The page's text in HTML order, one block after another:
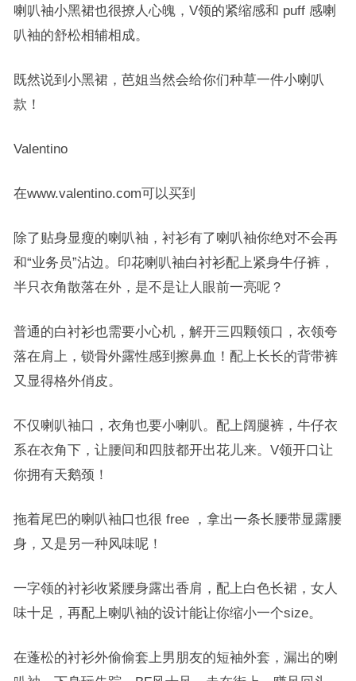
喇叭袖小黑裙也很撩人心魄，V领的紧缩感和 puff 感喇
叭袖的舒松相辅相成。
既然说到小黑裙，芭姐当然会给你们种草一件小喇叭
款！
Valentino
在www.valentino.com可以买到
除了贴身显瘦的喇叭袖，衬衫有了喇叭袖你绝对不会再
和“业务员”沾边。印花喇叭袖白衬衫配上紧身牛仔裤，
半只衣角散落在外，是不是让人眼前一亮呢？
普通的白衬衫也需要小心机，解开三四颗领口，衣领夸
落在肩上，锁骨外露性感到擦鼻血！配上长长的背带裤
又显得格外俏皮。
不仅喇叭袖口，衣角也要小喇叭。配上阔腿裤，牛仔衣
系在衣角下，让腰间和四肢都开出花儿来。V领开口让
你拥有天鹅颈！
拖着尾巴的喇叭袖口也很 free ，拿出一条长腰带显露腰
身，又是另一种风味呢！
一字领的衬衫收紧腰身露出香肩，配上白色长裙，女人
味十足，再配上喇叭袖的设计能让你缩小一个size。
在蓬松的衬衫外偷偷套上男朋友的短袖外套，漏出的喇